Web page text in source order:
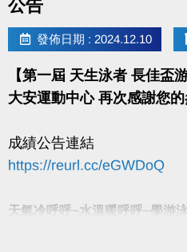
長佳Sports+ APP傳送門
APPLEhttps://reurl.cc/
google playhttps://
公告
發佈日期 : 2024.12.10
【第一屆 天生泳者 長佳盃
大安運動中心 再次感謝您
成績公告連結
https://reurl.cc/eGWDoQ
天氣冷呼呼~水溫暖呼呼~學游